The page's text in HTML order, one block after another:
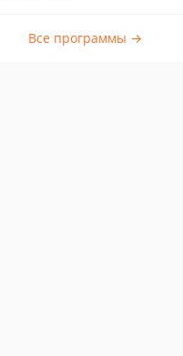
Все программы →